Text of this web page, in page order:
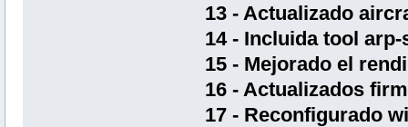
13 - Actualizado
14 - Incluida tool arp-
15 - Mejorado el
16 - Actualizados
17 - Reconfigurado